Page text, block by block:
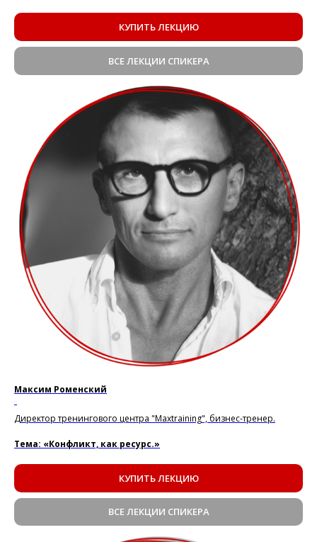
КУПИТЬ ЛЕКЦИЮ
ВСЕ ЛЕКЦИИ СПИКЕРА
Максим Роменский
Директор тренингового центра "Maxtraining", бизнес-тренер.
Тема: «Конфликт, как ресурс.»
КУПИТЬ ЛЕКЦИЮ
ВСЕ ЛЕКЦИИ СПИКЕРА